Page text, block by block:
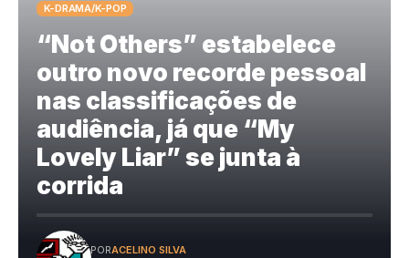
K-DRAMA/K-POP
“Not Others” estabelece
outro novo recorde pessoal
nas classificações de
audiência, já que “My
Lovely Liar” se junta à
corrida
PORACELINO SILVA